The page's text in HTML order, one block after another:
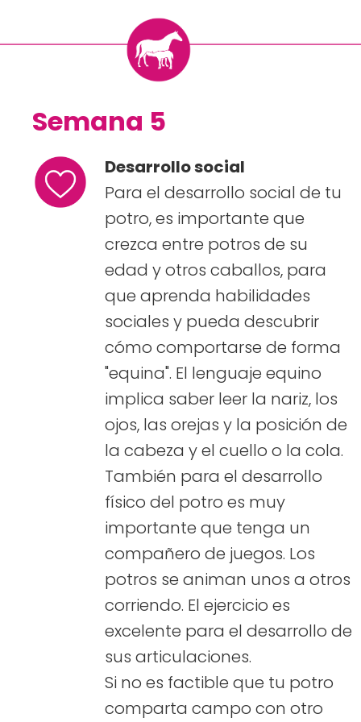
Semana 5
Desarrollo social
Para el desarrollo social de tu
potro, es importante que
crezca entre potros de su
edad y otros caballos, para
que aprenda habilidades
sociales y pueda descubrir
cómo comportarse de forma
"equina". El lenguaje equino
implica saber leer la nariz, los
ojos, las orejas y la posición de
la cabeza y el cuello o la cola.
También para el desarrollo
físico del potro es muy
importante que tenga un
compañero de juegos. Los
potros se animan unos a otros
corriendo. El ejercicio es
excelente para el desarrollo de
sus articulaciones.
Si no es factible que tu potro
comparta campo con otro